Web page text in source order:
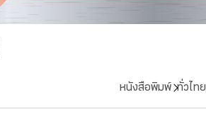
หนังสือพิมพ์ ทั่วไทย